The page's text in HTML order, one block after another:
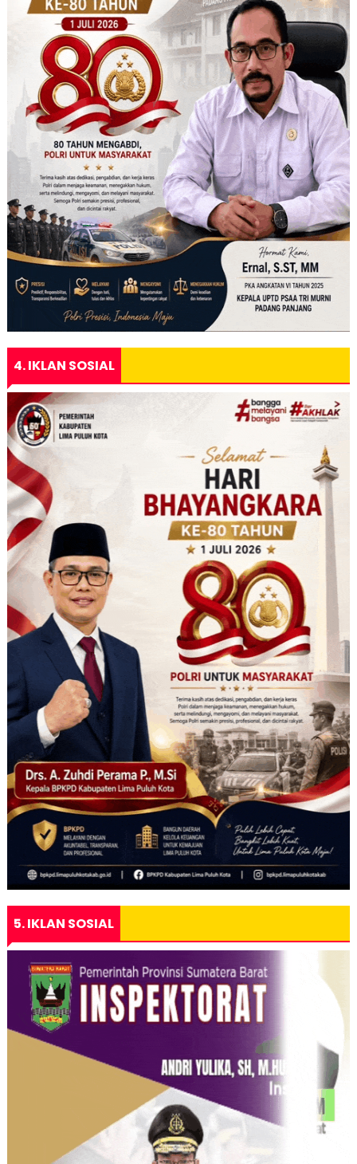
4. IKLAN SOSIAL
5. IKLAN SOSIAL